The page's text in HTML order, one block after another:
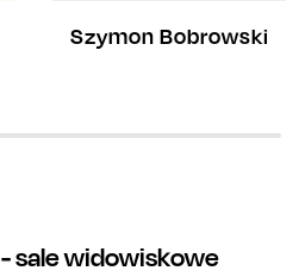
Szymon Bobrowski
- sale widowiskowe